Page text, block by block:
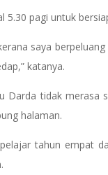
5.30 pagi untuk
saya
katanya.
Darda tidak merasa
halaman.
tahun empat